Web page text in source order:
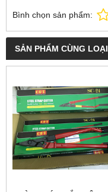
Bình chọn sản phẩm:
SẢN PHẨM CÙNG LOẠI